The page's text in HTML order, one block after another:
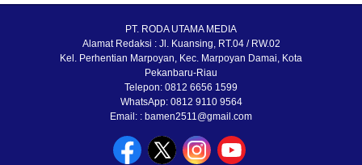
PT. RODA UTAMA MEDIA
Alamat Redaksi : Jl. Kuansing, RT.04 / RW.02
Kel. Perhentian Marpoyan, Kec. Marpoyan Damai, Kota
Pekanbaru-Riau
Telepon: 0812 6656 1599
WhatsApp: 0812 9110 9564
Email: : bamen2511@gmail.com